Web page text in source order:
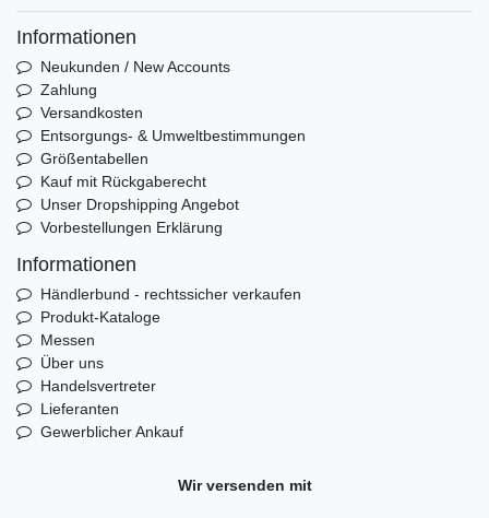
Informationen
Neukunden / New Accounts
Zahlung
Versandkosten
Entsorgungs- & Umweltbestimmungen
Größentabellen
Kauf mit Rückgaberecht
Unser Dropshipping Angebot
Vorbestellungen Erklärung
Informationen
Händlerbund - rechtssicher verkaufen
Produkt-Kataloge
Messen
Über uns
Handelsvertreter
Lieferanten
Gewerblicher Ankauf
Wir versenden mit